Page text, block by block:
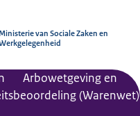
Ministerie van Sociale Zaken en
Arbowetgeving en
(Warenwet)